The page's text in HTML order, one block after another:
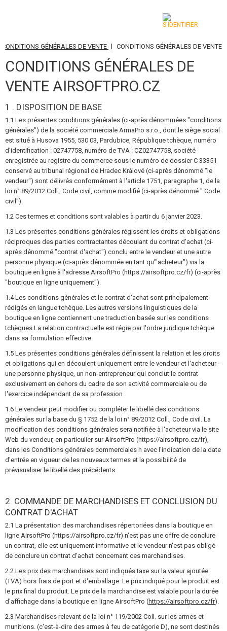
CATÉGORIES
AIRSOFT GUNS
LANCE-GRENADES, GRENADES
BILLES, GAZ
BATTERIES, CHARGEURS
CHARGEURS, BB LOADER
ÉQUIPEMENT, UNIFORMES...
CAMOUFLAGE, BANDE CAMOUFLAGE
RADIOS, CASQUES, CAMÉRAS
ACCESSOIRES POUR RÉPLIQUE
PIECE DE RECHANGE, UPGRADE
AUTO DÉFENSE, FORMATION, COUTEAUX
CIBLES, CHAMP DE TIR
OUTDOOR, BUSHCRAFT
PANIERS-REPAS
JEUX DE CONSTRUCTION, MAQUETTES
MARCHANDISES ENDOMMAGÉES ET USAGÉES
NOUVEAUTÉS
PROMOTION
CONTACTEZ NOUS
CONDITIONS GÉNÉRALES DE VENTE | CONDITIONS GÉNÉRALES DE VENTE
CONDITIONS GÉNÉRALES DE
VENTE AIRSOFTPRO.CZ
1 . DISPOSITION DE BASE
1.1 Les présentes conditions générales (ci-après dénommées "conditions
générales") de la société commerciale ArmaPro s.r.o., dont le siège social
est situé à Husova 1955, 530 03, Pardubice, République tchèque, numéro
d'identification : 02747758, numéro de TVA : CZ02747758, société
enregistrée au registre du commerce sous le numéro de dossier C 33351
conservé au tribunal régional de Hradec Králové (ci-après dénommé "le
vendeur") sont délivrés conformément à l'article 1751, paragraphe 1, de la
loi n° 89/2012 Coll., Code civil, comme modifié (ci-après dénommé " Code
civil").
1.2 Ces termes et conditions sont valables à partir du 6 janvier 2023.
1.3 Les présentes conditions générales régissent les droits et obligations
réciproques des parties contractantes découlant du contrat d'achat (ci-
après dénommé "contrat d'achat") conclu entre le vendeur et une autre
personne physique (ci-après dénommée en tant qu'"acheteur") via la
boutique en ligne à l'adresse AirsoftPro (https://airsoftpro.cz/fr) (ci-après
"boutique en ligne uniquement").
1.4 Les conditions générales et le contrat d'achat sont principalement
rédigés en langue tchèque. Les autres versions linguistiques de la
boutique en ligne contiennent une traduction basée sur les conditions
tchèques.La relation contractuelle est régie par l'ordre juridique tchèque
dans sa formulation effective.
1.5 Les présentes conditions générales définissent la relation et les droits
et obligations qui en découlent uniquement entre le vendeur et l'acheteur -
une personne physique, un non-entrepreneur qui conclut le contrat
exclusivement en dehors du cadre de son activité commerciale ou de
l'exercice indépendant de sa profession .
1.6 Le vendeur peut modifier ou compléter le libellé des conditions
générales sur la base du § 1752 de la loi n° 89/2012 Coll., Code civil. La
modification des conditions générales sera notifiée à l'acheteur via le site
Web du vendeur, en particulier sur AirsoftPro (https://airsoftpro.cz/fr),
dans les Conditions générales commerciales h avec l'indication de la date
d'entrée en vigueur de les nouveaux termes et la possibilité de
prévisualiser le libellé des précédents.
2. COMMANDE DE MARCHANDISES ET CONCLUSION DU
CONTRAT D'ACHAT
2.1 La présentation des marchandises répertoriées dans la boutique en
ligne AirsoftPro (https://airsoftpro.cz/fr) n'est pas une offre de conclure
un contrat, elle est uniquement informative et le vendeur n'est pas obligé
de conclure un contrat d'achat concernant ces marchandises.
2.2 Les prix des marchandises sont indiqués taxe sur la valeur ajoutée
(TVA) hors frais de port et d'emballage. Le prix indiqué pour le produit est
le prix final du produit. Le prix de la marchandise est valable pour la durée
d'affichage dans la boutique en ligne AirsoftPro (https://airsoftpro.cz/fr).
2.3 Marchandises relevant de la loi n° 119/2002 Coll. sur les armes et
munitions. (c'est-à-dire des armes à feu de catégorie D), ne sont destinés